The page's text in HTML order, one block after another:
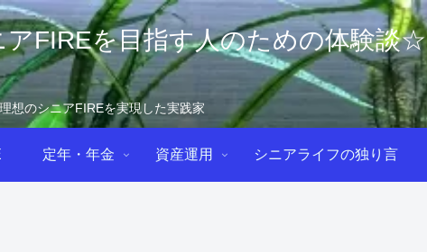
FIREを目指す人のための体験談☆
理想のシニアFIREを実現した実践家
定年・年金 資産運用 シニアライフの独り言